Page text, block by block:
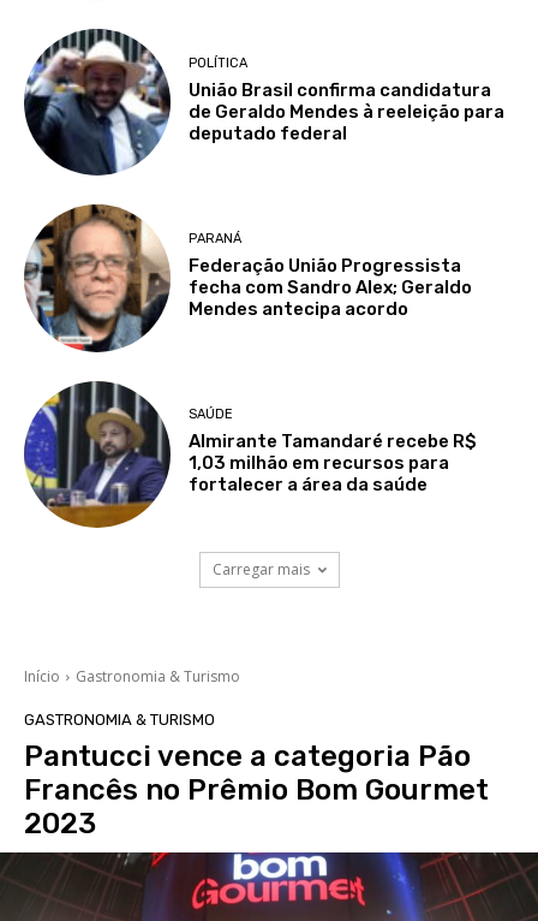
POLÍTICA
União Brasil confirma candidatura
de Geraldo Mendes à reeleição para
deputado federal
PARANÁ
Federação União Progressista
fecha com Sandro Alex; Geraldo
Mendes antecipa acordo
SAÚDE
Almirante Tamandaré recebe R$
1,03 milhão em recursos para
fortalecer a área da saúde
Carregar mais